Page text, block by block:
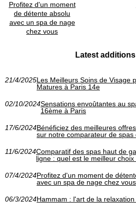
Profitez d'un moment
de détente absolu
avec un spa de nage
chez vous
Latest additions
21/4/2025Les Meilleurs Soins de Visage
Matures à Paris 14e
02/10/2024Sensations envoûtantes au
16ème à Paris
17/6/2024Bénéficiez des meilleures
sur notre comparateur de spas
11/6/2024Comparatif des spas haut de
ligne : quel est le meilleur choix
07/4/2024Profitez d'un moment de
avec un spa de nage chez vous
06/3/2024Hammam : l'art de la